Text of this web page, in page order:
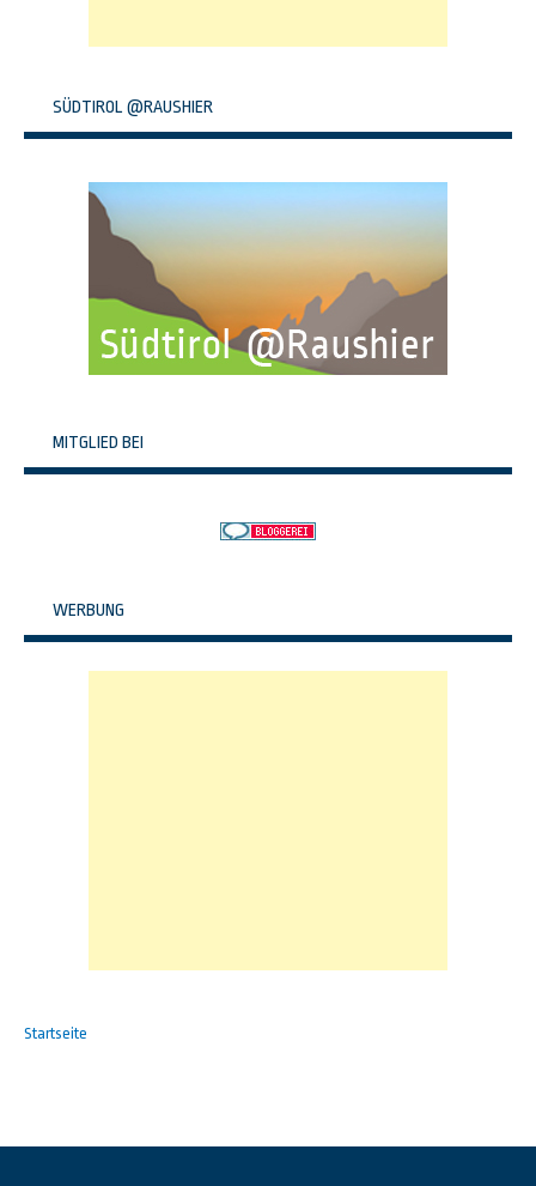
SÜDTIROL @RAUSHIER
MITGLIED BEI
WERBUNG
Startseite